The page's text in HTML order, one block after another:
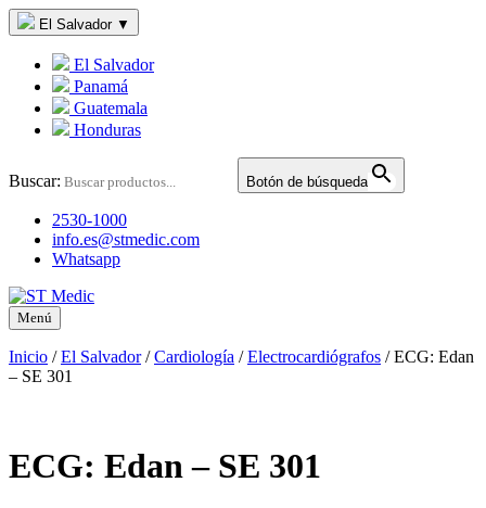
El Salvador ▼
El Salvador
Panamá
Guatemala
Honduras
Buscar: Botón de búsqueda
2530-1000
info.es@stmedic.com
Whatsapp
Menú
Inicio /El Salvador/Cardiología /Electrocardiógrafos /ECG: Edan
– SE 301
ECG: Edan – SE 301